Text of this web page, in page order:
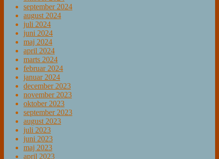
september 2024
august 2024
juli 2024
juni 2024
maj 2024
april 2024
marts 2024
februar 2024
januar 2024
december 2023
november 2023
oktober 2023
september 2023
august 2023
juli 2023
juni 2023
maj 2023
april 2023